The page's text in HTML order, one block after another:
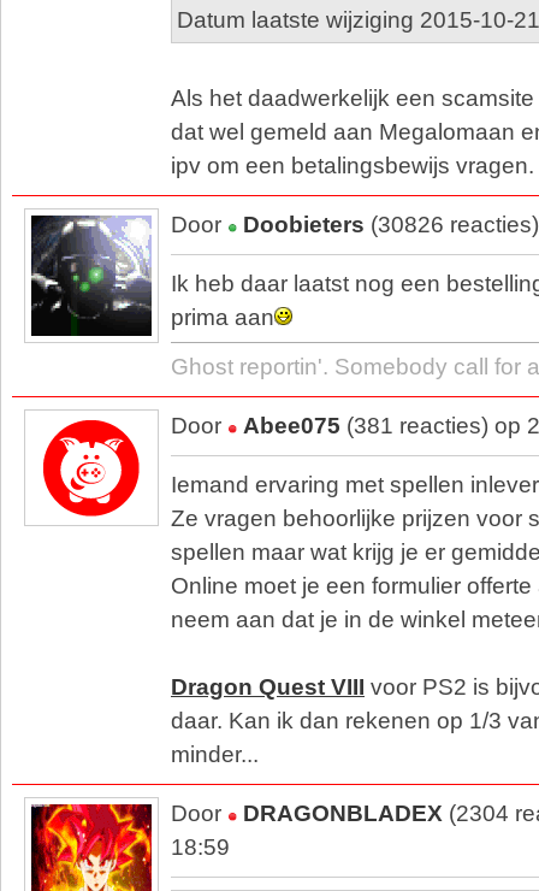
Datum laatste wijziging 2015-10-21
Als het daadwerkelijk een
dat wel gemeld aan Megalomaan
ipv om een betalingsbewijs vragen.
Door Doobieters (30826
Ik heb daar laatst nog een
prima aan
Ghost reportin'. Somebody call for
Door Abee075 (381 reacties) op
Iemand ervaring met spellen
Ze vragen behoorlijke prijzen voor
spellen maar wat krijg je er
Online moet je een formulier
neem aan dat je in de winkel
Dragon Quest VIII voor PS2 is
daar. Kan ik dan rekenen op 1/3
minder...
Door DRAGONBLADEX (2304
18:59